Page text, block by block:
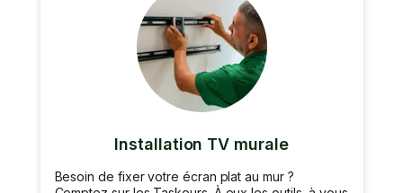
Installation TV murale
Besoin de fixer votre écran plat au mur ?